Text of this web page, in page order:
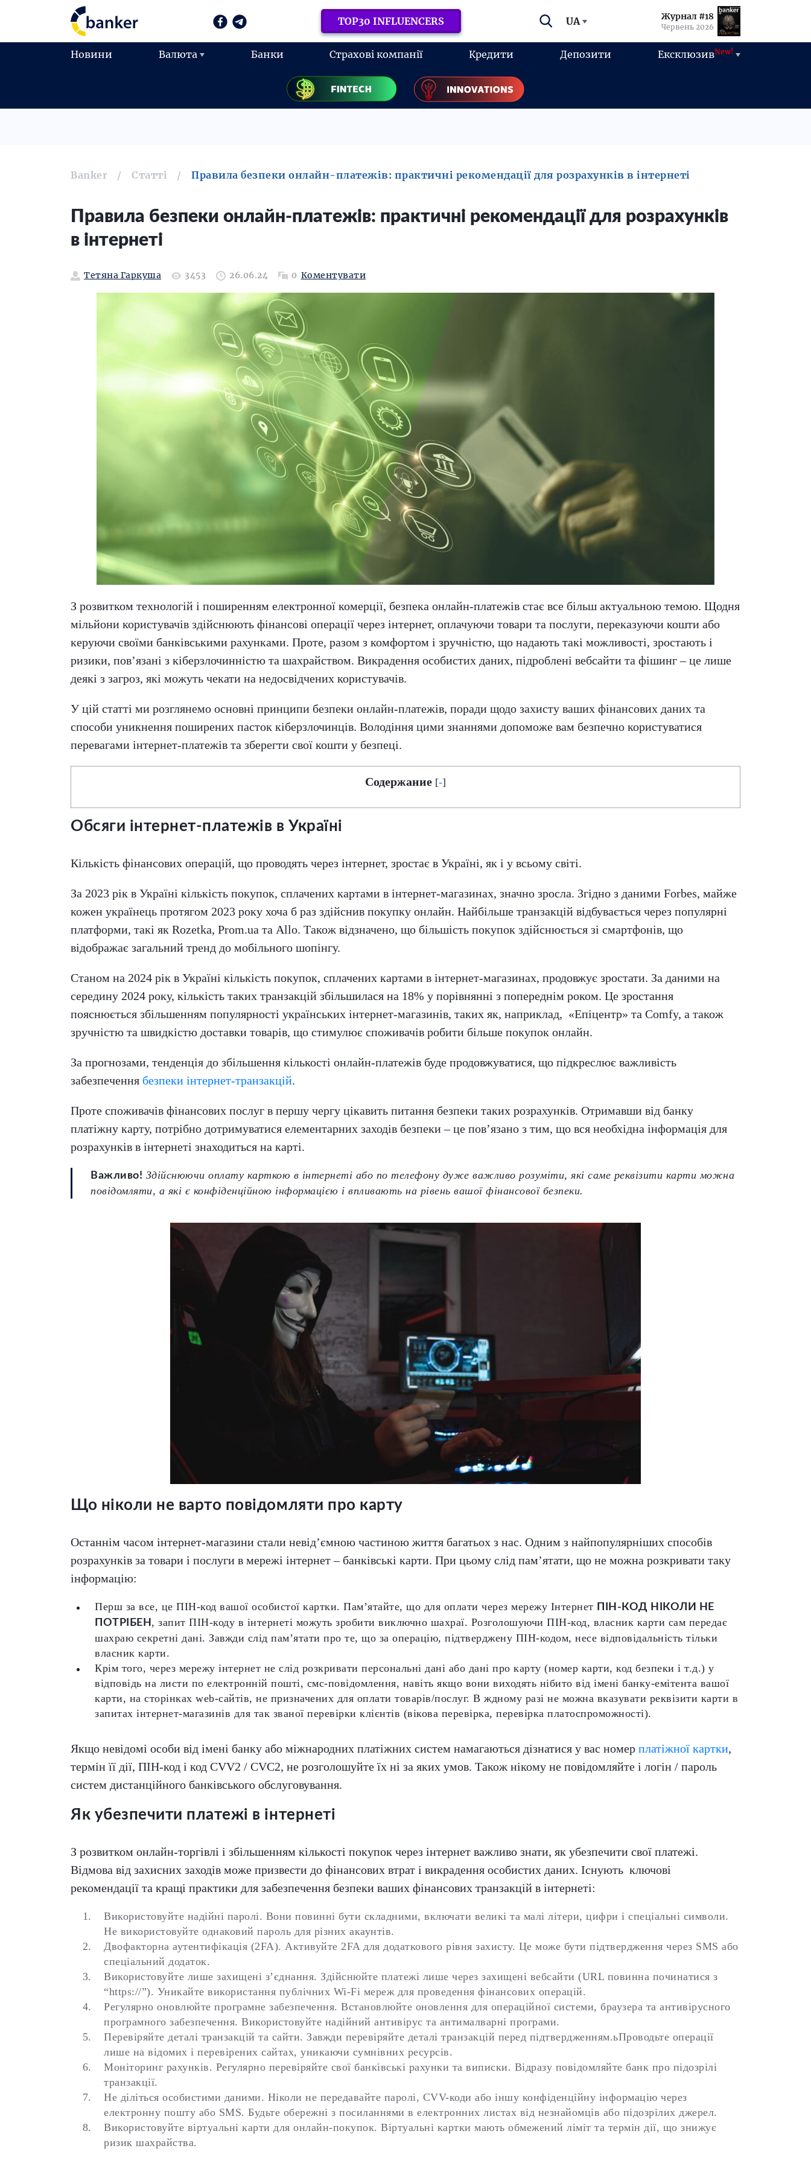
TOP30 INFLUENCERS UA Журнал #18
Червень 2026
Новини Валюта Банки Страхові компанії Кредити Депозити ЕксклюзивNew!
Banker Статті Правила безпеки онлайн-платежів: практичні рекомендації для розрахунків в інтернеті
Правила безпеки онлайн-платежів: практичні рекомендації для розрахунків
в інтернеті
Тетяна Гаркуша 3453 26.06.24 0 Коментувати
З розвитком технологій і поширенням електронної комерції, безпека онлайн-платежів стає все більш актуальною темою. Щодня
мільйони користувачів здійснюють фінансові операції через інтернет, оплачуючи товари та послуги, переказуючи кошти або
керуючи своїми банківськими рахунками. Проте, разом з комфортом і зручністю, що надають такі можливості, зростають і
ризики, пов’язані з кіберзлочинністю та шахрайством. Викрадення особистих даних, підроблені вебсайти та фішинг – це лише
деякі з загроз, які можуть чекати на недосвідчених користувачів.
У цій статті ми розглянемо основні принципи безпеки онлайн-платежів, поради щодо захисту ваших фінансових даних та
способи уникнення поширених пасток кіберзлочинців. Володіння цими знаннями допоможе вам безпечно користуватися
перевагами інтернет-платежів та зберегти свої кошти у безпеці.
Содержание [-]
Обсяги інтернет-платежів в Україні
Кількість фінансових операцій, що проводять через інтернет, зростає в Україні, як і у всьому світі.
За 2023 рік в Україні кількість покупок, сплачених картами в інтернет-магазинах, значно зросла. Згідно з даними Forbes, майже
кожен українець протягом 2023 року хоча б раз здійснив покупку онлайн. Найбільше транзакцій відбувається через популярні
платформи, такі як Rozetka, Prom.ua та Allo. Також відзначено, що більшість покупок здійснюється зі смартфонів, що
відображає загальний тренд до мобільного шопінгу.
Станом на 2024 рік в Україні кількість покупок, сплачених картами в інтернет-магазинах, продовжує зростати. За даними на
середину 2024 року, кількість таких транзакцій збільшилася на 18% у порівнянні з попереднім роком. Це зростання
пояснюється збільшенням популярності українських інтернет-магазинів, таких як, наприклад, «Епіцентр» та Comfy, а також
зручністю та швидкістю доставки товарів, що стимулює споживачів робити більше покупок онлайн.
За прогнозами, тенденція до збільшення кількості онлайн-платежів буде продовжуватися, що підкреслює важливість
забезпечення безпеки інтернет-транзакцій.
Проте споживачів фінансових послуг в першу чергу цікавить питання безпеки таких розрахунків. Отримавши від банку
платіжну карту, потрібно дотримуватися елементарних заходів безпеки – це пов’язано з тим, що вся необхідна інформація для
розрахунків в інтернеті знаходиться на карті.
Важливо! Здійснюючи оплату карткою в інтернеті або по телефону дуже важливо розуміти, які саме реквізити карти можна
повідомляти, а які є конфіденційною інформацією і впливають на рівень вашої фінансової безпеки.
Що ніколи не варто повідомляти про карту
Останнім часом інтернет-магазини стали невід’ємною частиною життя багатьох з нас. Одним з найпопулярніших способів
розрахунків за товари і послуги в мережі інтернет – банківські карти. При цьому слід пам’ятати, що не можна розкривати таку
інформацію:
Перш за все, це ПІН-код вашої особистої картки. Пам’ятайте, що для оплати через мережу Інтернет ПІН-КОД НІКОЛИ НЕ
ПОТРІБЕН , запит ПІН-коду в інтернеті можуть зробити виключно шахраї. Розголошуючи ПІН-код, власник карти сам передає
шахраю секретні дані. Завжди слід пам’ятати про те, що за операцію, підтверджену ПІН-кодом, несе відповідальність тільки
власник карти.
Крім того, через мережу інтернет не слід розкривати персональні дані або дані про карту (номер карти, код безпеки і т.д.) у
відповідь на листи по електронній пошті, смс-повідомлення, навіть якщо вони виходять нібито від імені банку-емітента вашої
карти, на сторінках web-сайтів, не призначених для оплати товарів/послуг. В ждному разі не можна вказувати реквізити карти в
запитах інтернет-магазинів для так званої перевірки клієнтів (вікова перевірка, перевірка платоспроможності).
Якщо невідомі особи від імені банку або міжнародних платіжних систем намагаються дізнатися у вас номер платіжної картки,
термін її дії, ПІН-код і код CVV2 / CVC2, не розголошуйте їх ні за яких умов. Також нікому не повідомляйте і логін / пароль
систем дистанційного банківського обслуговування.
Як убезпечити платежі в інтернеті
З розвитком онлайн-торгівлі і збільшенням кількості покупок через інтернет важливо знати, як убезпечити свої платежі.
Відмова від захисних заходів може призвести до фінансових втрат і викрадення особистих даних. Існують ключові
рекомендації та кращі практики для забезпечення безпеки ваших фінансових транзакцій в інтернеті:
Використовуйте надійні паролі. Вони повинні бути складними, включати великі та малі літери, цифри і спеціальні символи.
Не використовуйте однаковий пароль для різних акаунтів.
Двофакторна аутентифікація (2FA). Активуйте 2FA для додаткового рівня захисту. Це може бути підтвердження через SMS або
спеціальний додаток.
Використовуйте лише захищені з’єднання. Здійснюйте платежі лише через захищені вебсайти (URL повинна починатися з
“https://”). Уникайте використання публічних Wi-Fi мереж для проведення фінансових операцій.
Регулярно оновлюйте програмне забезпечення. Встановлюйте оновлення для операційної системи, браузера та антивірусного
програмного забезпечення. Використовуйте надійний антивірус та антималварні програми.
Перевіряйте деталі транзакцій та сайти. Завжди перевіряйте деталі транзакцій перед підтвердженням.ьПроводьте операції
лише на відомих і перевірених сайтах, уникаючи сумнівних ресурсів.
Моніторинг рахунків. Регулярно перевіряйте свої банківські рахунки та виписки. Відразу повідомляйте банк про підозрілі
транзакції.
Не діліться особистими даними. Ніколи не передавайте паролі, CVV-коди або іншу конфіденційну інформацію через
електронну пошту або SMS. Будьте обережні з посиланнями в електронних листах від незнайомців або підозрілих джерел.
Використовуйте віртуальні карти для онлайн-покупок. Віртуальні картки мають обмежений ліміт та термін дії, що знижує
ризик шахрайства.